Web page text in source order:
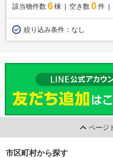
該当物件数 6棟 空き数 0 件
絞り込み条件： なし
ページ
市区町村から探す